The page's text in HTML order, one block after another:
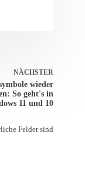
NÄCHSTER
wieder
So geht's in
11 und 10
Felder sind